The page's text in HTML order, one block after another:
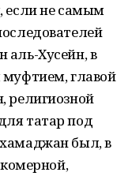
если не самым
Хусейн, в
главой
религиозной
татар под
был, в